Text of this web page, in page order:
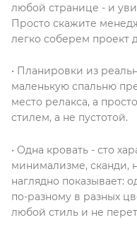
любой странице - и
Просто скажите
легко соберем проект
• Планировки из
маленькую спальню
место релакса, а
стилем, а не пустотой.
• Одна кровать - сто
минимализме, сканди,
наглядно показывает:
по-разному в разных
любой стиль и не